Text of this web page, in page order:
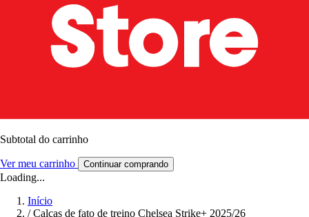
Subtotal do carrinho
Ver meu carrinho Continuar comprando
Loading...
Início
/ Calças de fato de treino Chelsea Strike+ 2025/26